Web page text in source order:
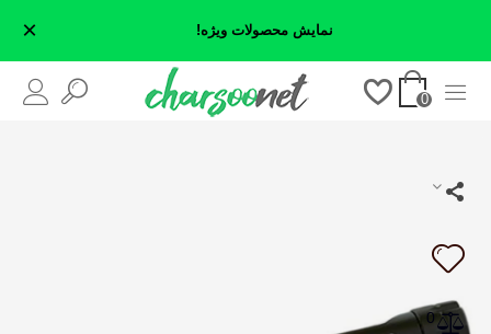
نمایش محصولات ویژه! ×
0
0